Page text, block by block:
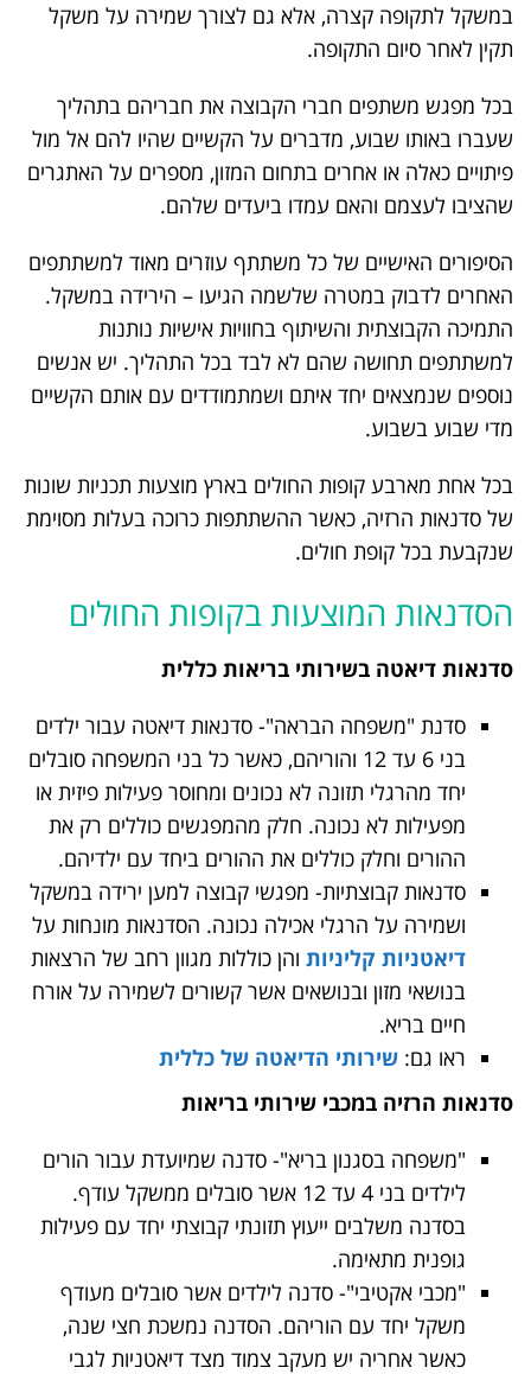
במשקל לתקופה קצרה, אלא גם לצורך שמירה על משקל
תקין לאחר סיום התקופה.
בכל מפגש משתפים חברי הקבוצה את חבריהם בתהליך
שעברו באותו שבוע, מדברים על הקשיים שהיו להם אל מול
פיתויים כאלה או אחרים בתחום המזון, מספרים על האתגרים
שהציבו לעצמם והאם עמדו ביעדים שלהם.
הסיפורים האישיים של כל משתתף עוזרים מאוד למשתתפים
האחרים לדבוק במטרה שלשמה הגיעו – הירידה במשקל.
התמיכה הקבוצתית והשיתוף בחוויות אישיות נותנות
למשתתפים תחושה שהם לא לבד בכל התהליך. יש אנשים
נוספים שנמצאים יחד איתם ושמתמודדים עם אותם הקשיים
מדי שבוע בשבוע.
בכל אחת מארבע קופות החולים בארץ מוצעות תכניות שונות
של סדנאות הרזיה, כאשר ההשתתפות כרוכה בעלות מסוימת
שנקבעת בכל קופת חולים.
הסדנאות המוצעות בקופות החולים
סדנאות דיאטה בשירותי בריאות כללית
סדנת "משפחה הבראה"- סדנאות דיאטה עבור ילדים
בני 6 עד 12 והוריהם, כאשר כל בני המשפחה סובלים
יחד מהרגלי תזונה לא נכונים ומחוסר פעילות פיזית או
מפעילות לא נכונה. חלק מהמפגשים כוללים רק את
ההורים וחלק כוללים את ההורים ביחד עם ילדיהם.
סדנאות קבוצתיות- מפגשי קבוצה למען ירידה במשקל
ושמירה על הרגלי אכילה נכונה. הסדנאות מונחות על
דיאטניות קליניות והן כוללות מגוון רחב של הרצאות
בנושאי מזון ובנושאים אשר קשורים לשמירה על אורח
חיים בריא.
ראו גם: שירותי הדיאטה של כללית
סדנאות הרזיה במכבי שירותי בריאות
"משפחה בסגנון בריא"- סדנה שמיועדת עבור הורים
לילדים בני 4 עד 12 אשר סובלים ממשקל עודף.
בסדנה משלבים ייעוץ תזונתי קבוצתי יחד עם פעילות
גופנית מתאימה.
"מכבי אקטיבי"- סדנה לילדים אשר סובלים מעודף
משקל יחד עם הוריהם. הסדנה נמשכת חצי שנה,
כאשר אחריה יש מעקב צמוד מצד דיאטניות לגבי